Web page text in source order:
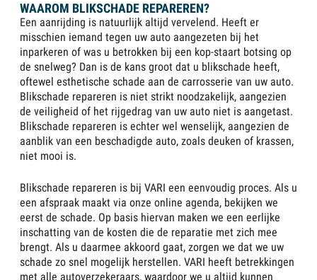
WAAROM BLIKSCHADE REPAREREN?
Een aanrijding is natuurlijk altijd vervelend. Heeft er
misschien iemand tegen uw auto aangezeten bij het
inparkeren of was u betrokken bij een kop-staart botsing op
de snelweg? Dan is de kans groot dat u blikschade heeft,
oftewel esthetische schade aan de carrosserie van uw auto.
Blikschade repareren is niet strikt noodzakelijk, aangezien
de veiligheid of het rijgedrag van uw auto niet is aangetast.
Blikschade repareren is echter wel wenselijk, aangezien de
aanblik van een beschadigde auto, zoals deuken of krassen,
niet mooi is.
Blikschade repareren is bij VARI een eenvoudig proces. Als u
een afspraak maakt via onze online agenda, bekijken we
eerst de schade. Op basis hiervan maken we een eerlijke
inschatting van de kosten die de reparatie met zich mee
brengt. Als u daarmee akkoord gaat, zorgen we dat we uw
schade zo snel mogelijk herstellen. VARI heeft betrekkingen
met alle autoverzekeraars, waardoor we u altijd kunnen